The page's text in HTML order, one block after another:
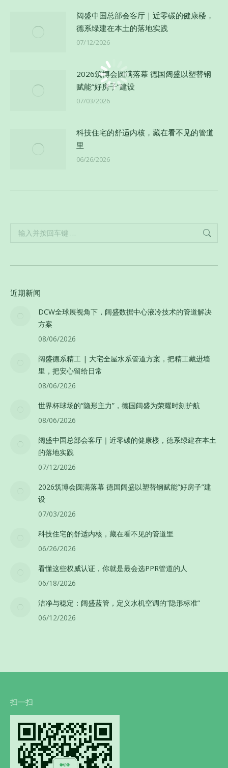
阔盛中国总部会客厅｜近零碳的健康楼，
德系绿建在本土的落地实践
07/12/2026
2026筑博会圆满落幕 德国阔盛以塑替钢
赋能”好房子”建设
07/03/2026
科技住宅的舒适内核，藏在看不见的管道
里
06/26/2026
Search:
近期新闻
DCW全球展视角下，阔盛数据中心液冷技术的管道解决
方案
08/06/2026
阔盛德系精工 | 大宅全屋水系管道方案，把精工藏进墙
里，把安心留给日常
08/06/2026
世界杯球场的“隐形主力”，德国阔盛为荣耀时刻护航
08/06/2026
阔盛中国总部会客厅｜近零碳的健康楼，德系绿建在本土
的落地实践
07/12/2026
2026筑博会圆满落幕 德国阔盛以塑替钢赋能”好房子”建
设
07/03/2026
科技住宅的舒适内核，藏在看不见的管道里
06/26/2026
看懂这些权威认证，你就是最会选PPR管道的人
06/18/2026
洁净与稳定：阔盛蓝管，定义水机空调的“隐形标准”
06/12/2026
扫一扫